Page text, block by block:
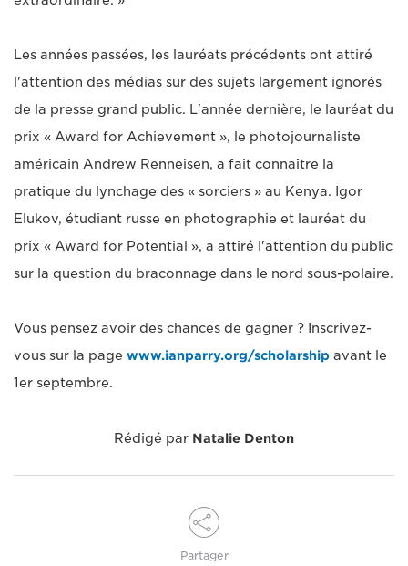
Les années passées, les lauréats précédents ont attiré
l'attention des médias sur des sujets largement ignorés
de la presse grand public. L'année dernière, le lauréat du
prix « Award for Achievement », le photojournaliste
américain Andrew Renneisen, a fait connaître la
pratique du lynchage des « sorciers » au Kenya. Igor
Elukov, étudiant russe en photographie et lauréat du
prix « Award for Potential », a attiré l'attention du public
sur la question du braconnage dans le nord sous-polaire.
Vous pensez avoir des chances de gagner ? Inscrivez-
vous sur la page www.ianparry.org/scholarship avant le
1er septembre.
Rédigé par Natalie Denton
Partager